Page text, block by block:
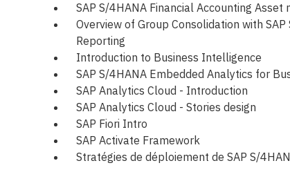
SAP S/4HANA Financial Accounting Asset
Overview of Group Consolidation with
Reporting
Introduction to Business Intelligence
SAP S/4HANA Embedded Analytics for
SAP Analytics Cloud - Introduction
SAP Analytics Cloud - Stories design
SAP Fiori Intro
SAP Activate Framework
Stratégies de déploiement de SAP S/